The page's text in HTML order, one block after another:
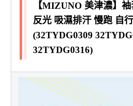
【MIZUNO 美津濃】
反光 吸濕排汗 慢跑 自
(32TYDG0309
32TYDG0316)